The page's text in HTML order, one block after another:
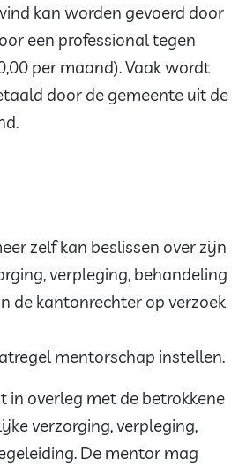
kan worden gevoerd door
een professional tegen
per maand). Vaak wordt
door de gemeente uit de
zelf kan beslissen over zijn
verpleging, behandeling
de kantonrechter op verzoek
mentorschap instellen.
in overleg met de betrokkene
verzorging, verpleging,
De mentor mag